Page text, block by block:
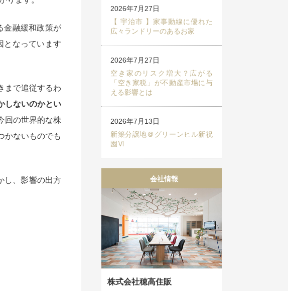
金融緩和政策が
となっています
まで追従するわ
しないのかとい
回の世界的な株
かないものでも
し、影響の出方
2026年7月27日
【 宇治市 】家事動線に優れた
広々ランドリーのあるお家
2026年7月27日
空き家のリスク増大？広がる
「空き家税」が不動産市場に与
える影響とは
2026年7月13日
新築分譲地＠グリーンヒル新祝
園Ⅵ
会社情報
株式会社穂高住販